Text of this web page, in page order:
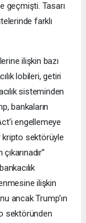
geçmişti. Tasarı
farklı
ilişkin bazı
lobileri, getiri
sisteminden
bankaların
engellemeye
kripto sektörüyle
ilişkin
ancak Trump’ın
sektöründen